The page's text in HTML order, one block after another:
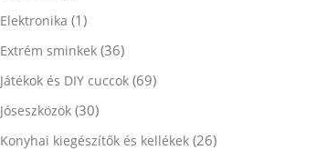
Elektronika (1)
Extrém sminkek (36)
Játékok és DIY cuccok (69)
Jóseszközök (30)
Konyhai kiegészítők és kellékek (26)